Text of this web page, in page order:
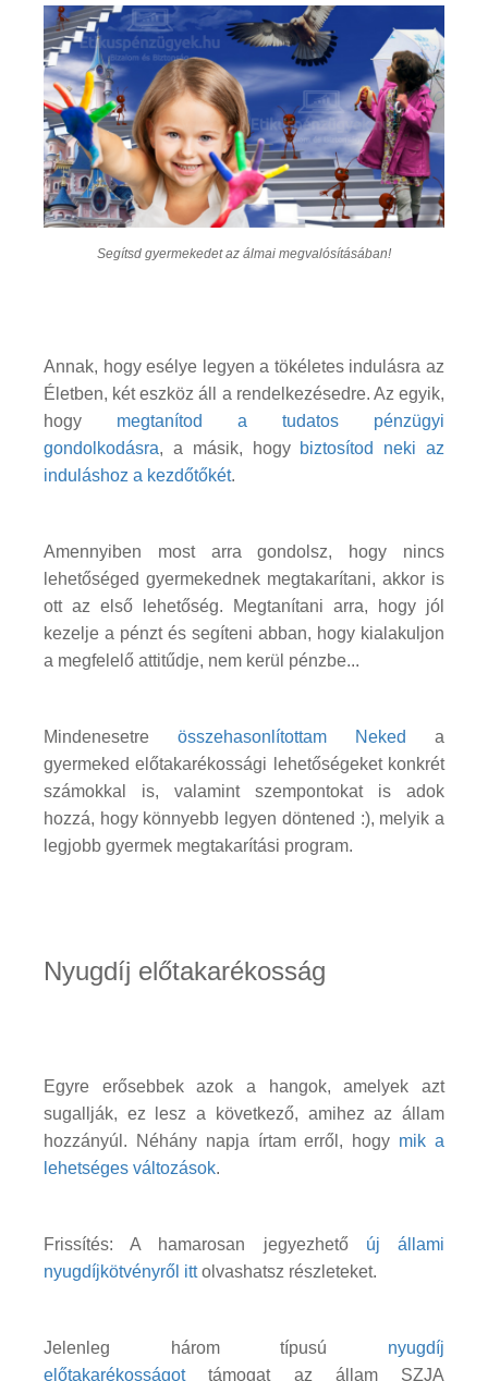
Segítsd gyermekedet az álmai megvalósításában!
Annak, hogy esélye legyen a tökéletes indulásra az
Életben, két eszköz áll a rendelkezésedre. Az egyik,
hogy megtanítod a tudatos pénzügyi
gondolkodásra, a másik, hogy biztosítod neki az
induláshoz a kezdőtőkét.
Amennyiben most arra gondolsz, hogy nincs
lehetőséged gyermekednek megtakarítani, akkor is
ott az első lehetőség. Megtanítani arra, hogy jól
kezelje a pénzt és segíteni abban, hogy kialakuljon
a megfelelő attitűdje, nem kerül pénzbe...
Mindenesetre összehasonlítottam Neked
a
gyermeked előtakarékossági lehetőségeket konkrét
számokkal is, valamint szempontokat is adok
hozzá, hogy könnyebb legyen döntened :), melyik a
legjobb gyermek megtakarítási program.
Nyugdíj előtakarékosság
Egyre erősebbek azok a hangok, amelyek azt
sugallják, ez lesz a következő, amihez az állam
hozzányúl. Néhány napja írtam erről, hogy mik a
lehetséges változások.
Frissítés: A hamarosan jegyezhető új állami
nyugdíjkötvényről ittolvashatsz részleteket.
Jelenleg három típusú nyugdíj
előtakarékosságottámogat az állam SZJA